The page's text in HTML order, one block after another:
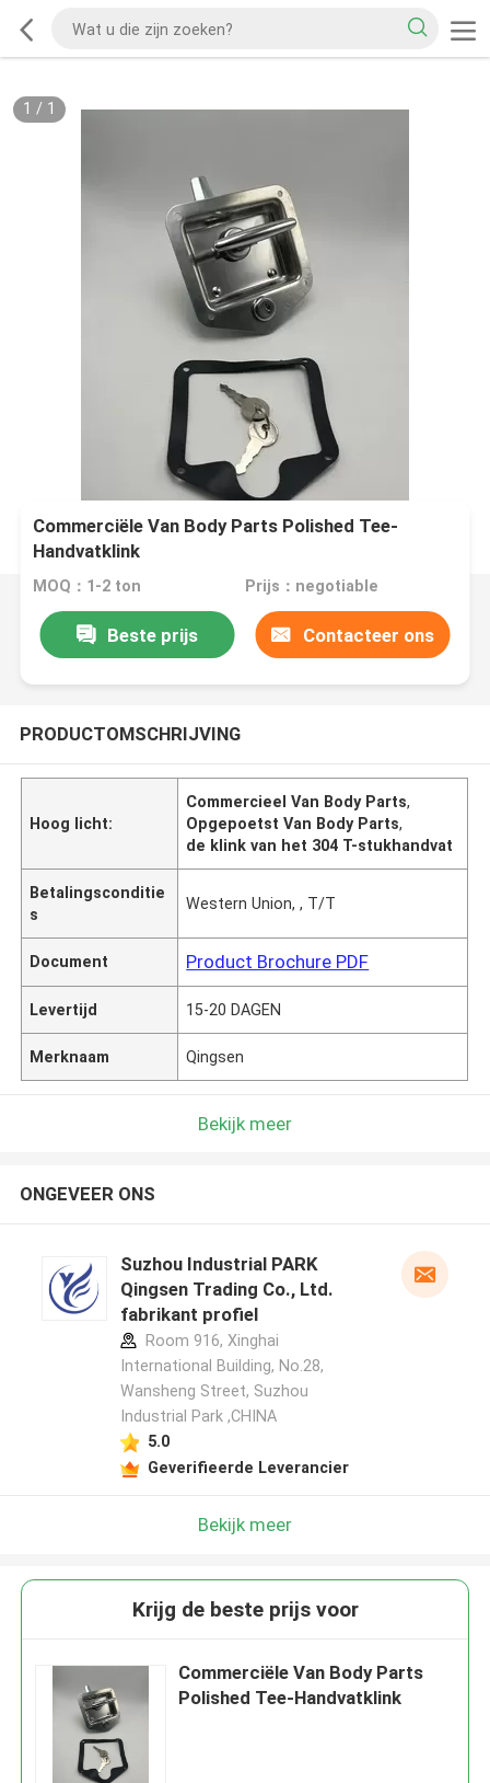
1 / 1
Commerciële Van Body Parts Polished Tee-
Handvatklink
MOQ：1-2 ton Prijs：negotiable
Beste prijs Contacteer ons
PRODUCTOMSCHRIJVING
Hoog licht:
Commercieel Van Body Parts,
Opgepoetst Van Body Parts,
de klink van het 304 T-stukhandvat
Betalingsconditie
s
Western Union, , T/T
Document Product Brochure PDF
Levertijd 15-20 DAGEN
Merknaam Qingsen
Bekijk meer
ONGEVEER ONS
Suzhou Industrial PARK
Qingsen Trading Co., Ltd.
fabrikant profiel
Room 916, Xinghai
International Building, No.28,
Wansheng Street, Suzhou
Industrial Park ,CHINA
5.0
Geverifieerde Leverancier
Bekijk meer
Krijg de beste prijs voor
Commerciële Van Body Parts
Polished Tee-Handvatklink